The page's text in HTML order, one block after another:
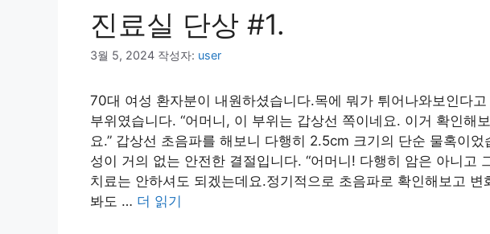
진료실 단상 #1.
3월 5, 2024 작성자: user
70대 여성 환자분이 내원하셨습니다.목에 뭐가 튀어나와보인다
부위였습니다. “어머니, 이 부위는 갑상선 쪽이네요. 이거 확인해
요.” 갑상선 초음파를 해보니 다행히 2.5cm 크기의 단순 물혹이
성이 거의 없는 안전한 결절입니다. “어머니! 다행히 암은 아니고
치료는 안하셔도 되겠는데요.정기적으로 초음파로 확인해보고 변
봐도 … 더 읽기